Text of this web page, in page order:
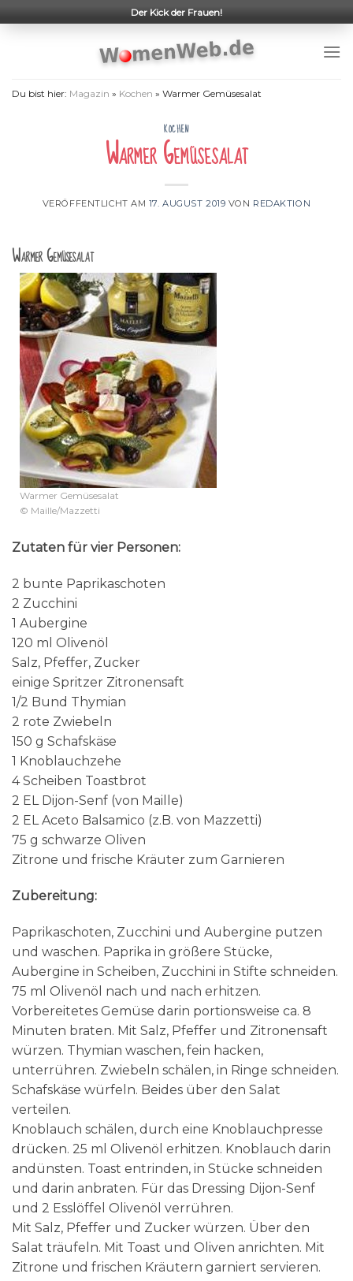
to
Der Kick der Frauen!
Du bist hier: Magazin » Kochen » Warmer Gemüsesalat
KOCHEN
Warmer Gemüsesalat
VERÖFFENTLICHT AM 17. AUGUST 2019 VON REDAKTION
Warmer Gemüsesalat
Warmer Gemüsesalat
© Maille/Mazzetti
Zutaten für vier Personen:
2 bunte Paprikaschoten
2 Zucchini
1 Aubergine
120 ml Olivenöl
Salz, Pfeffer, Zucker
einige Spritzer Zitronensaft
1/2 Bund Thymian
2 rote Zwiebeln
150 g Schafskäse
1 Knoblauchzehe
4 Scheiben Toastbrot
2 EL Dijon-Senf (von Maille)
2 EL Aceto Balsamico (z.B. von Mazzetti)
75 g schwarze Oliven
Zitrone und frische Kräuter zum Garnieren
Zubereitung:
Paprikaschoten, Zucchini und Aubergine putzen
und waschen. Paprika in größere Stücke,
Aubergine in Scheiben, Zucchini in Stifte schneiden.
75 ml Olivenöl nach und nach erhitzen.
Vorbereitetes Gemüse darin portionsweise ca. 8
Minuten braten. Mit Salz, Pfeffer und Zitronensaft
würzen. Thymian waschen, fein hacken,
unterrühren. Zwiebeln schälen, in Ringe schneiden.
Schafskäse würfeln. Beides über den Salat
verteilen.
Knoblauch schälen, durch eine Knoblauchpresse
drücken. 25 ml Olivenöl erhitzen. Knoblauch darin
andünsten. Toast entrinden, in Stücke schneiden
und darin anbraten. Für das Dressing Dijon-Senf
und 2 Esslöffel Olivenöl verrühren.
Mit Salz, Pfeffer und Zucker würzen. Über den
Salat träufeln. Mit Toast und Oliven anrichten. Mit
Zitrone und frischen Kräutern garniert servieren.